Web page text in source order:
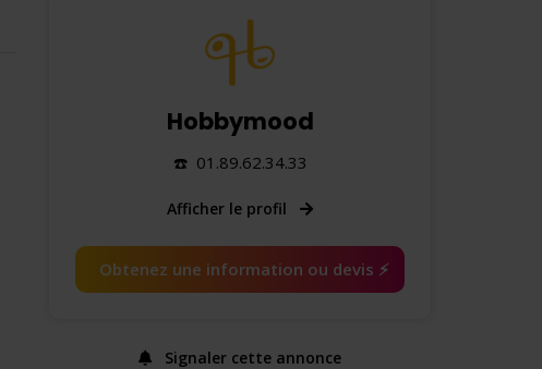
Hobbymood
☎️ 01.89.62.34.33
Afficher le profil
Obtenez une information ou devis ⚡️
Signaler cette annonce